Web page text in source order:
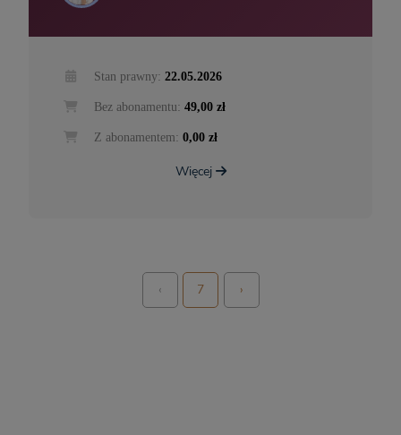
Stan prawny: 22.05.2026
Bez abonamentu: 49,00 zł
Z abonamentem: 0,00 zł
Więcej
‹ 7 ›